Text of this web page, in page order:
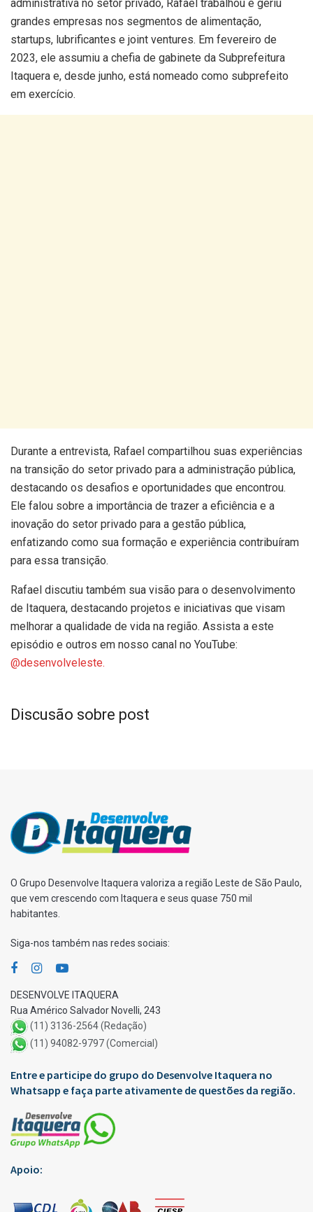
administrativa no setor privado, Rafael trabalhou e geriu
grandes empresas nos segmentos de alimentação,
startups, lubrificantes e joint ventures. Em fevereiro de
2023, ele assumiu a chefia de gabinete da Subprefeitura
Itaquera e, desde junho, está nomeado como subprefeito
em exercício.
Durante a entrevista, Rafael compartilhou suas experiências
na transição do setor privado para a administração pública,
destacando os desafios e oportunidades que encontrou.
Ele falou sobre a importância de trazer a eficiência e a
inovação do setor privado para a gestão pública,
enfatizando como sua formação e experiência contribuíram
para essa transição.
Rafael discutiu também sua visão para o desenvolvimento
de Itaquera, destacando projetos e iniciativas que visam
melhorar a qualidade de vida na região. Assista a este
episódio e outros em nosso canal no YouTube:
@desenvolveleste.
Discusão sobre post
O Grupo Desenvolve Itaquera valoriza a região Leste de São Paulo,
que vem crescendo com Itaquera e seus quase 750 mil
habitantes.
Siga-nos também nas redes sociais:
DESENVOLVE ITAQUERA
Rua Américo Salvador Novelli, 243
(11) 3136-2564 (Redação)
(11) 94082-9797 (Comercial)
Entre e participe do grupo do Desenvolve Itaquera no
Whatsapp e faça parte ativamente de questões da região.
Apoio: